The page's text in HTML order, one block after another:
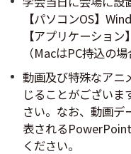
【パソコンOS】
【アプリケーショ
（MacはPC持込の
動画及び特殊なアニ
じることがございま
さい。なお、動画デ
表される
ください。